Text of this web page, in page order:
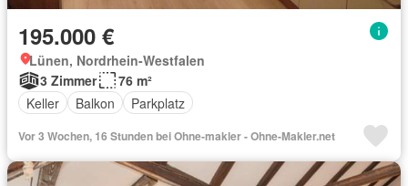
195.000 €
Lünen, Nordrhein-Westfalen
3 Zimmer
76 m²
Keller
Balkon Parkplatz
Vor 3 Wochen, 16 Stunden bei Ohne-makler - Ohne-Makler.net